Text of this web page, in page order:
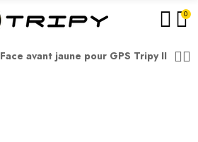
0
Face avant jaune pour GPS Tripy II